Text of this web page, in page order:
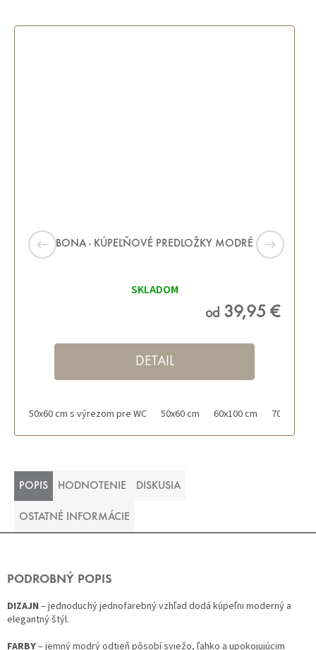
BONA - KÚPEĽŇOVÉ PREDLOŽKY MODRÉ
SKLADOM
od 39,95 €
DETAIL
50x60 cm s výrezom pre WC 50x60 cm 60x100 cm 70x120 cm
POPIS HODNOTENIE DISKUSIA
OSTATNÉ INFORMÁCIE
PODROBNÝ POPIS
DIZAJN – jednoduchý jednofarebný vzhľad dodá kúpeľni moderný a
elegantný štýl.
FARBY– jemný modrý odtieň pôsobí sviežo, ľahko a upokojujúcim